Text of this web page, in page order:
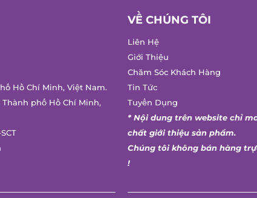
Hồ Chí Minh, Việt Nam.
phố Hồ Chí Minh,
VỀ CHÚNG TÔI
Liên Hệ
Giới Thiệu
Chăm Sóc Khách Hàng
Tin Tức
Tuyển Dụng
* Nội dung trên website chỉ
chất giới thiệu sản phẩm.
Chúng tôi không bán hàng